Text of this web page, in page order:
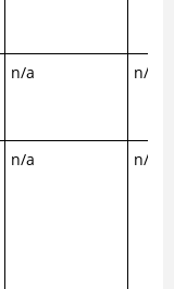
n/a n/a
n/a n/a